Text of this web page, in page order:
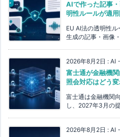
AIで作った記事
明性ルールが適
EU AI法の透明性
生成の記事・画像
2026年8月2日 : AI
富士通が金融機
照会対応はどう変
富士通は金融機関
し、2027年3月の
2026年8月2日 : AI